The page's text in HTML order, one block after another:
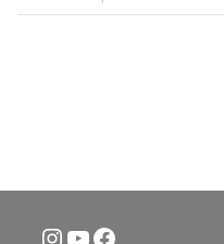
Instagram
YouTube
Facebook